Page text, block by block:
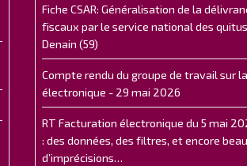
Fiche CSAR: Généralisation de la
fiscaux par le service national des quitus
Denain (59)
Compte rendu du groupe de travail sur
électronique - 29 mai 2026
RT Facturation électronique du 5 mai
: des données, des filtres, et encore
d’imprécisions…